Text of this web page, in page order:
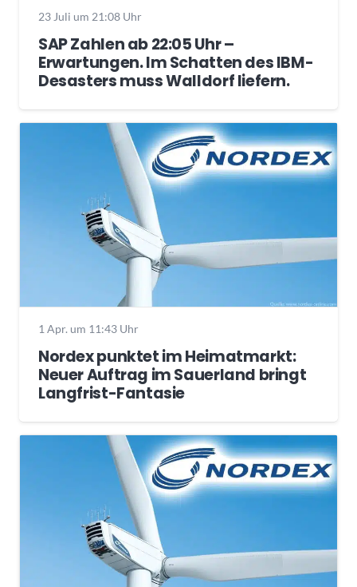
23 Juli um 21:08 Uhr
SAP Zahlen ab 22:05 Uhr –
Erwartungen. Im Schatten des IBM-
Desasters muss Walldorf liefern.
1 Apr. um 11:43 Uhr
Nordex punktet im Heimatmarkt:
Neuer Auftrag im Sauerland bringt
Langfrist-Fantasie